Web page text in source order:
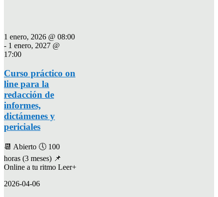
1 enero, 2026 @ 08:00
- 1 enero, 2027 @
17:00
Curso práctico on
line para la
redacción de
informes,
dictámenes y
periciales
📆 Abierto 🕔 100
horas (3 meses) 📌
Online a tu ritmo Leer+
2026-04-06